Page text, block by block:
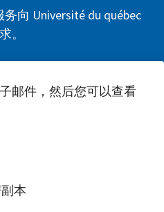
向 Université du québec
。
邮件，然后您可以查看
本